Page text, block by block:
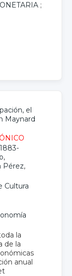
;
el
Maynard
,
Pérez,
Cultura
la
de la
anual